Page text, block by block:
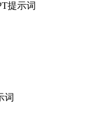
提示词
词